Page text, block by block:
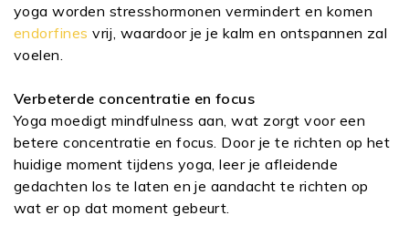
yoga worden stresshormonen vermindert en komen
endorfines vrij, waardoor je je kalm en ontspannen zal
voelen.
Verbeterde concentratie en focus
Yoga moedigt mindfulness aan, wat zorgt voor een
betere concentratie en focus. Door je te richten op het
huidige moment tijdens yoga, leer je afleidende
gedachten los te laten en je aandacht te richten op
wat er op dat moment gebeurt.